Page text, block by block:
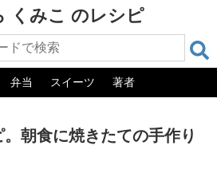
くみこ のレシピ
弁当 スイーツ 著者
朝食に焼きたての手作り